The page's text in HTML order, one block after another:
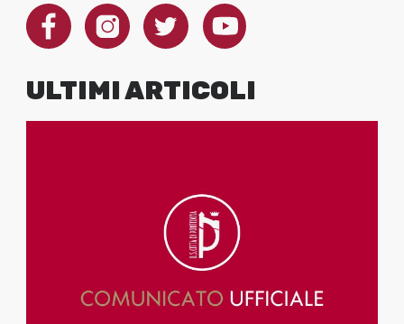
ULTIMI ARTICOLI